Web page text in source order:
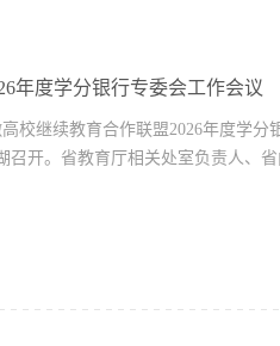
年度学分银行专委会工作会议
校继续教育合作联盟2026年度学分
召开。省教育厅相关处室负责人、